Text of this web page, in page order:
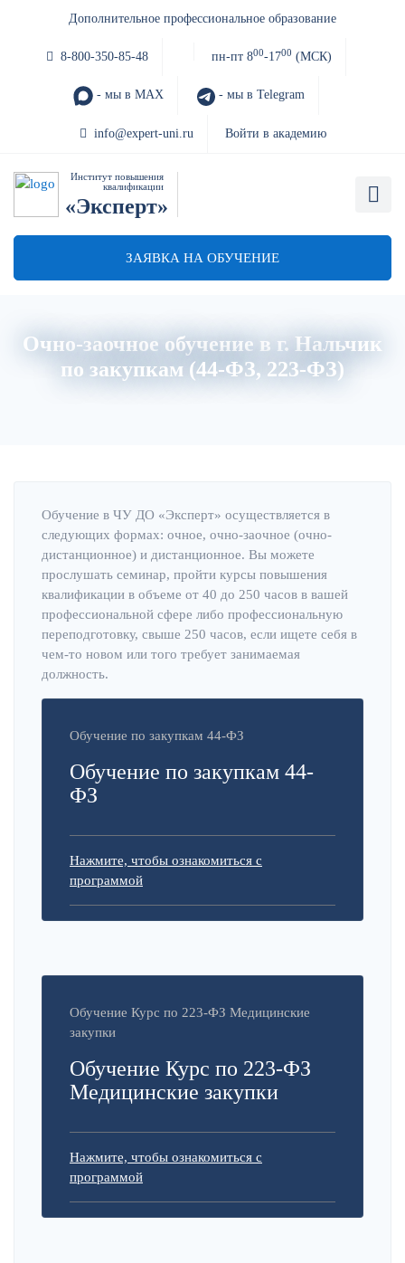
Дополнительное профессиональное образование
8-800-350-85-48 пн-пт 800-1700 (МСК)
- мы в MAX - мы в Telegram
info@expert-uni.ru Войти в академию
Институт повышения
квалификации
«Эксперт»
ЗАЯВКА НА ОБУЧЕНИЕ
Очно-заочное обучение в г. Нальчик
по закупкам (44-ФЗ, 223-ФЗ)
Обучение в ЧУ ДО «Эксперт» осуществляется в
следующих формах: очное, очно-заочное (очно-
дистанционное) и дистанционное. Вы можете
прослушать семинар, пройти курсы повышения
квалификации в объеме от 40 до 250 часов в вашей
профессиональной сфере либо профессиональную
переподготовку, свыше 250 часов, если ищете себя в
чем-то новом или того требует занимаемая
должность.
Обучение по закупкам 44-ФЗ
Обучение по закупкам 44-
ФЗ
Нажмите, чтобы ознакомиться с
программой
Обучение Курс по 223-ФЗ Медицинские
закупки
Обучение Курс по 223-ФЗ
Медицинские закупки
Нажмите, чтобы ознакомиться с
программой